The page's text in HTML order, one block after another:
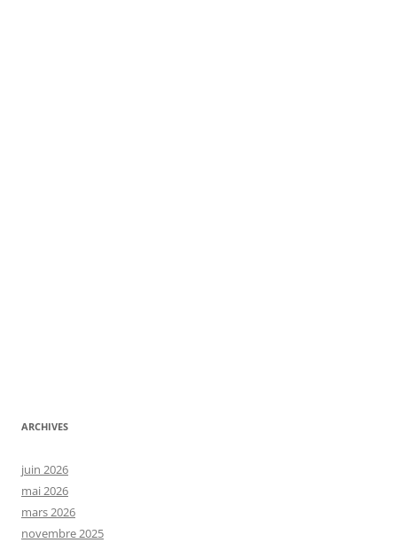
ARCHIVES
juin 2026
mai 2026
mars 2026
novembre 2025